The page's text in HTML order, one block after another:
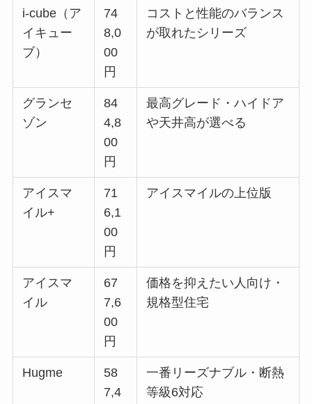
i-cube（ア
イキュー
ブ）
74
8,0
00
円
コストと性能のバランス
が取れたシリーズ
グランセ
ゾン
84
4,8
00
円
最高グレード・ハイドア
や天井高が選べる
アイスマ
イル+
71
6,1
00
円
アイスマイルの上位版
アイスマ
イル
67
7,6
00
円
価格を抑えたい人向け・
規格型住宅
Hugme
58
7,4
一番リーズナブル・断熱
等級6対応